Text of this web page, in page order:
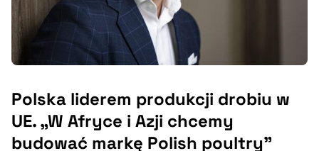
Polska liderem produkcji drobiu w
UE. „W Afryce i Azji chcemy
budować markę Polish poultry"